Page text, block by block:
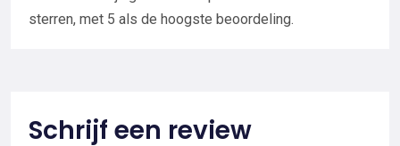
sterren, met 5 als de hoogste beoordeling.
Schrijf een review